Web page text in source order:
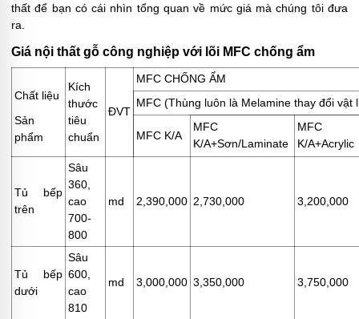
thất để bạn có cái nhìn tổng quan về mức giá mà chúng tôi đưa
ra.
Giá nội thất gỗ công nghiệp với lõi MFC chống ẩm
Chất liệu
Sản
phẩm
Kích
thước
tiêu
chuẩn
ĐVT
MFC CHỐNG ẨM
MFC (Thùng luôn là Melamine thay đổi vật
MFC K/A
MFC
K/A+Sơn/Laminate
MFC
K/A+Acrylic
Tủ bếp
trên
Sâu
360,
cao
700-
800
md 2,390,000 2,730,000 3,200,000
Tủ bếp
dưới
Sâu
600,
cao
810
md 3,000,000 3,350,000 3,750,000